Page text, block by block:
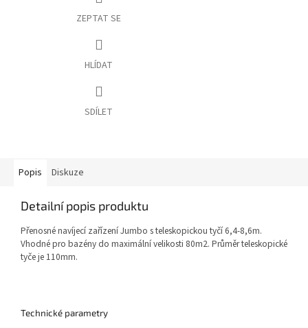
ZEPTAT SE
HLÍDAT
SDÍLET
Popis Diskuze
Detailní popis produktu
Přenosné navíjecí zařízení Jumbo s teleskopickou tyčí 6,4-8,6m.
Vhodné pro bazény do maximální velikosti 80m2. Průměr teleskopické
tyče je 110mm.
Technické parametry